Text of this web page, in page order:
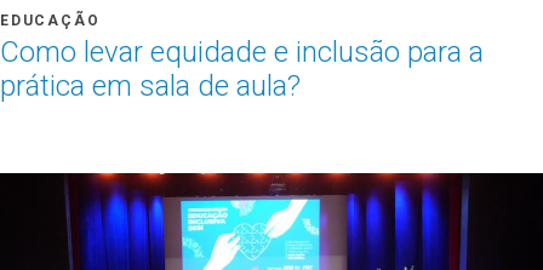
EDUCAÇÃO
Como levar equidade e inclusão para a
prática em sala de aula?